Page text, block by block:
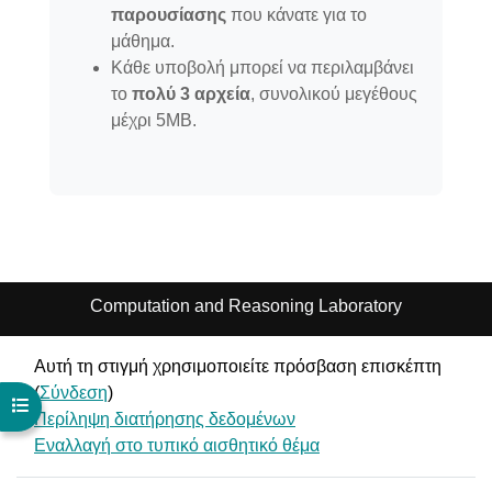
Άνοιγμα ευρετηρίου μαθήματος
παρουσίασης που κάνατε για το
μάθημα.
Κάθε υποβολή μπορεί να περιλαμβάνει
το πολύ 3 αρχεία, συνολικού μεγέθους
μέχρι 5ΜΒ.
Computation and Reasoning Laboratory
Αυτή τη στιγμή χρησιμοποιείτε πρόσβαση επισκέπτη
(Σύνδεση)
Περίληψη διατήρησης δεδομένων
Εναλλαγή στο τυπικό αισθητικό θέμα